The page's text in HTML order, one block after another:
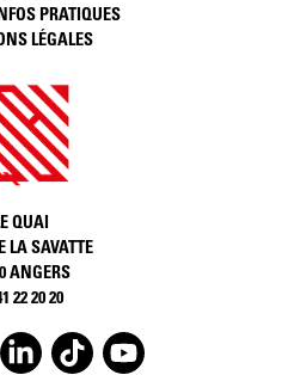
PRATIQUES
LÉGALES
QUAI
LA SAVATTE
ANGERS
22 20 20